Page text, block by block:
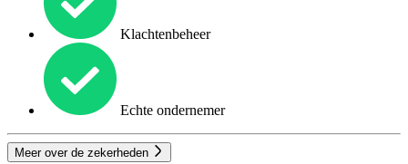
Klachtenbeheer
Echte ondernemer
Meer over de zekerheden